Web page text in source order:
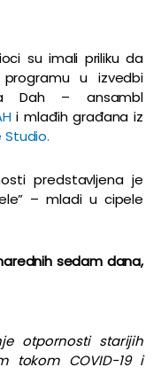
su imali priliku da
u izvedbi
Dah – ansambl
i mlađih građana iz
Studio.
predstavljena je
– mladi u cipele
sedam dana,
otpornosti starijih
tokom COVID-19 i